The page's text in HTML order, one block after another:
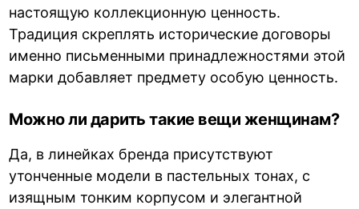
настоящую коллекционную ценность.
Традиция скреплять исторические договоры
именно письменными принадлежностями этой
марки добавляет предмету особую ценность.
Можно ли дарить такие вещи женщинам?
Да, в линейках бренда присутствуют
утонченные модели в пастельных тонах, с
изящным тонким корпусом и элегантной